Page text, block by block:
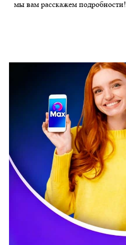
мы вам расскажем подробности!